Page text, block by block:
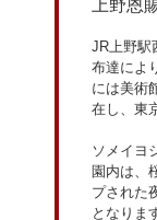
上野恩
JR上野駅
布達によ
には美術
在し、東
ソメイヨ
園内は、
プされた
となりま